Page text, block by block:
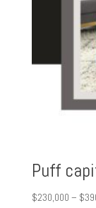
Puff
$230,000 – $